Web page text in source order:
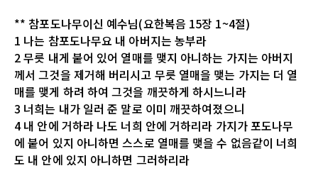
** 참포도나무이신 예수님(요한복음 15장 1~4절)
1 나는 참포도나무요 내 아버지는 농부라
2 무릇 내게 붙어 있어 열매를 맺지 아니하는 가지는 아버지
께서 그것을 제거해 버리시고 무릇 열매을 맺는 가지는 더 열
매를 맺게 하려 하여 그것을 깨끗하게 하시느니라
3 너희는 내가 일러 준 말로 이미 깨끗하여졌으니
4 내 안에 거하라 나도 너희 안에 거하리라 가지가 포도나무
에 붙어 있지 아니하면 스스로 열매를 맺을 수 없음같이 너희
도 내 안에 있지 아니하면 그러하리라